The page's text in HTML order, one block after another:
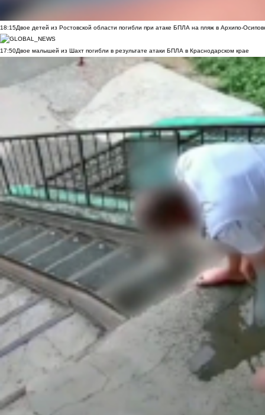
18:15Двое детей из Ростовской области погибли при атаке БПЛА на пляж в Архипо-
17:50Двое малышей из Шахт погибли в результате атаки БПЛА в Краснодарском крае